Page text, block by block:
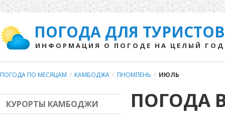
ПОГОДА ДЛЯ ТУРИСТОВ
ИНФОРМАЦИЯ О ПОГОДЕ НА ЦЕЛЫЙ ГОД
ПОГОДА ПО МЕСЯЦАМ / КАМБОДЖА / ПНОМПЕНЬ / ИЮЛЬ
КУРОРТЫ КАМБОДЖИ ПОГОДА